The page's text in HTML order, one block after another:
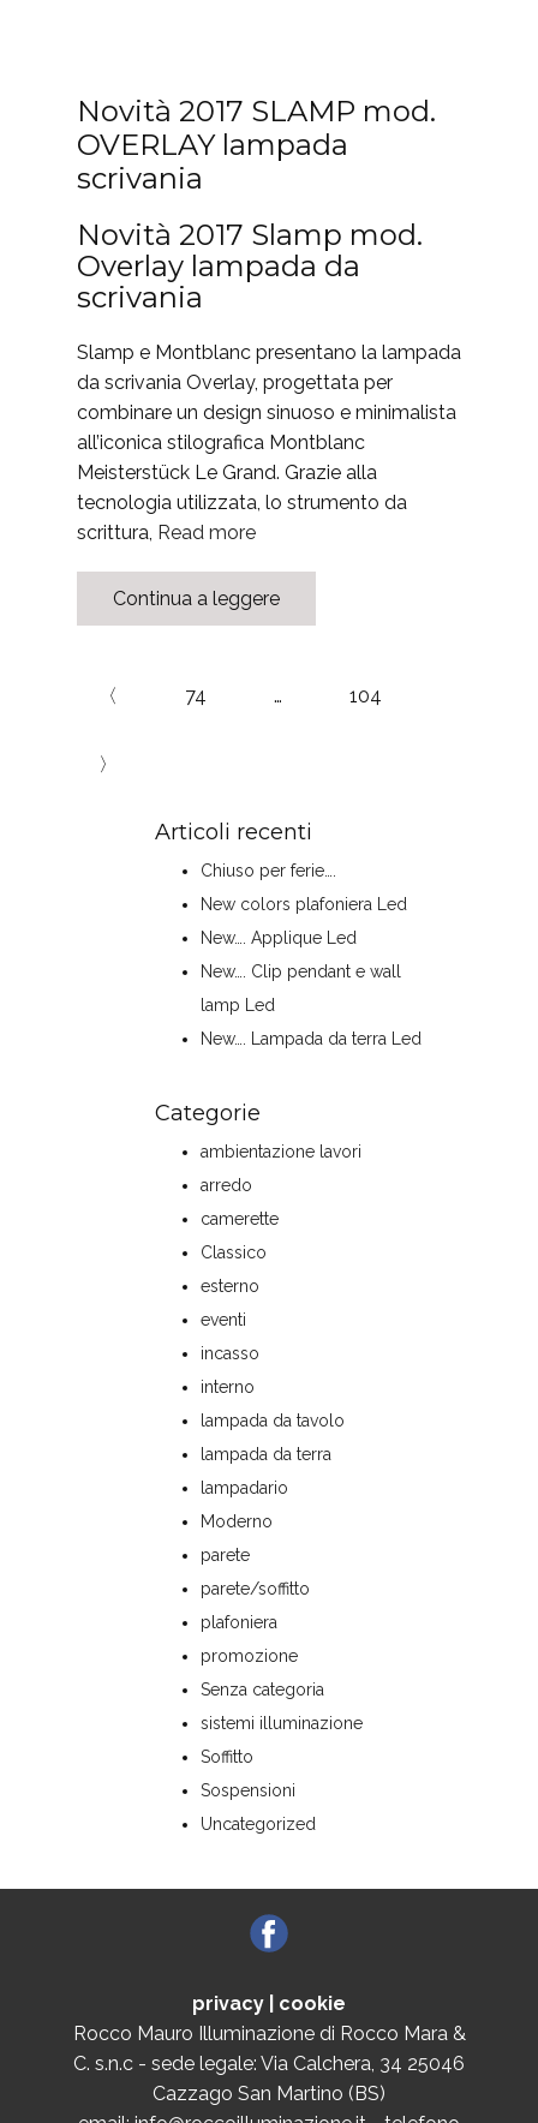
Novità 2017 SLAMP mod.
OVERLAY lampada
scrivania
Novità 2017 Slamp mod.
Overlay lampada da
scrivania
Slamp e Montblanc presentano la lampada
da scrivania Overlay, progettata per
combinare un design sinuoso e minimalista
all’iconica stilografica Montblanc
Meisterstück Le Grand. Grazie alla
tecnologia utilizzata, lo strumento da
scrittura, Read more
Continua a leggere
〈 74 … 104
〉
Articoli recenti
Chiuso per ferie….
New colors plafoniera Led
New…. Applique Led
New…. Clip pendant e wall
lamp Led
New…. Lampada da terra Led
Categorie
ambientazione lavori
arredo
camerette
Classico
esterno
eventi
incasso
interno
lampada da tavolo
lampada da terra
lampadario
Moderno
parete
parete/soffitto
plafoniera
promozione
Senza categoria
sistemi illuminazione
Soffitto
Sospensioni
Uncategorized
privacy
cookie
Rocco Mauro Illuminazione di Rocco Mara &
C. s.n.c - sede legale: Via Calchera, 34 25046
Cazzago San Martino (BS)